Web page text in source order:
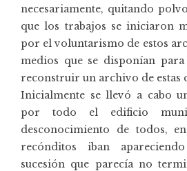
necesariamente, quitando
que los trabajos se iniciaron
por el voluntarismo de estos
medios que se disponían
reconstruir un archivo de estas
Inicialmente se llevó a cabo
por todo el edificio
desconocimiento de todos,
recónditos iban
sucesión que parecía no